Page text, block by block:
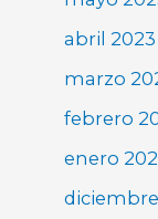
abril 2023
marzo
febrero
enero